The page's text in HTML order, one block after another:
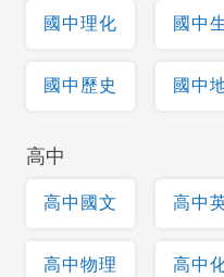
國中理化 國中
國中歷史 國中
高中
高中國文 高中
高中物理 高中